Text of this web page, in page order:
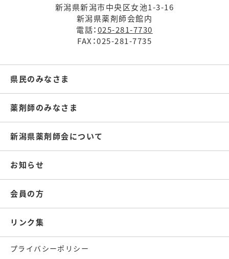
新潟県新潟市中央区女池1-3-16
新潟県薬剤師会館内
電話：025-281-7730
FAX：025-281-7735
県民のみなさま
薬剤師のみなさま
新潟県薬剤師会について
お知らせ
会員の方
リンク集
プライバシーポリシー